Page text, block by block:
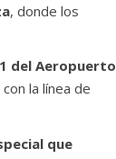
, donde los
del Aeropuerto
la línea de
que